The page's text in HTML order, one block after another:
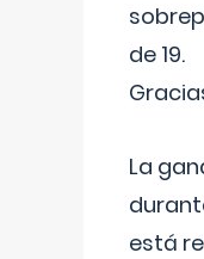
de 19.
La
está